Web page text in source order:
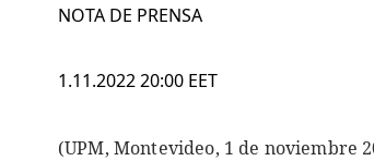
NOTA DE PRENSA
1.11.2022 20:00 EET
(UPM, Montevideo, 1 de noviembre